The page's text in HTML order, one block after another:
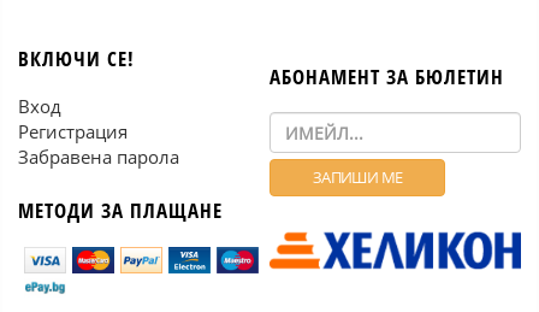
ВКЛЮЧИ СЕ!
Вход
Регистрация
Забравена парола
МЕТОДИ ЗА ПЛАЩАНЕ
АБОНАМЕНТ ЗА БЮЛЕТИН